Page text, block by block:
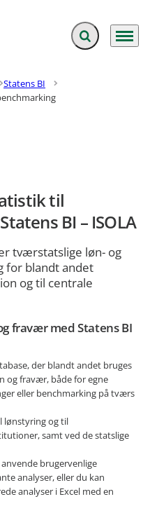
Fold søgefelt ud
Menu
Statens BI
til
BI – ISOLA
tværstatslige løn- og
for blandt andet
og til centrale
fravær med Statens BI
der blandt andet bruges
og fravær, både for egne
eller benchmarking på tværs
lønstyring og til
samt ved de statslige
brugervenlige
analyser, eller du kan
analyser i Excel med en